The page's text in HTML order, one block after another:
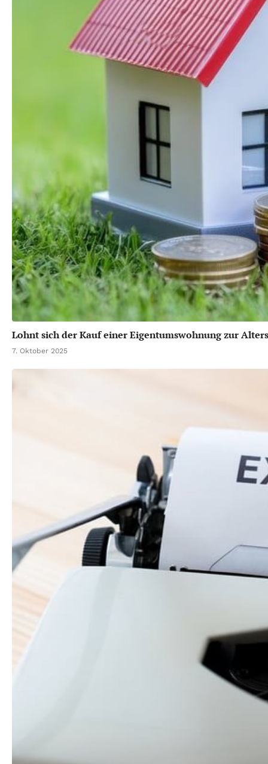
Lohnt sich der Kauf einer Eigentumswohnung zur
7. Oktober 2025